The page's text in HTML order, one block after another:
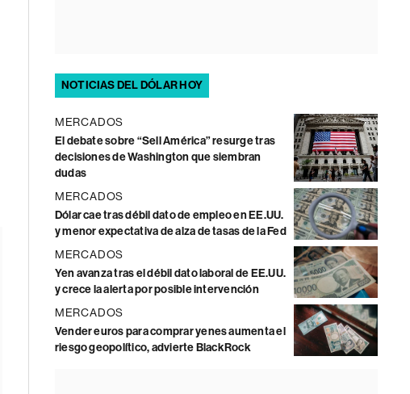
NOTICIAS DEL DÓLAR HOY
MERCADOS
El debate sobre “Sell América” resurge tras
decisiones de Washington que siembran
dudas
MERCADOS
Dólar cae tras débil dato de empleo en EE.UU.
y menor expectativa de alza de tasas de la Fed
MERCADOS
Yen avanza tras el débil dato laboral de EE.UU.
y crece la alerta por posible intervención
MERCADOS
Vender euros para comprar yenes aumenta el
riesgo geopolítico, advierte BlackRock